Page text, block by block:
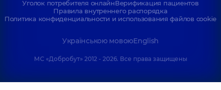
Уголок потребителя онлайнВерификация пациентов
Правила внутреннего распорядка
Политика конфиденциальности и использования файлов cookie
Українською мовоюEnglish
МС «Добробут» 2012 - 2026. Все права защищены